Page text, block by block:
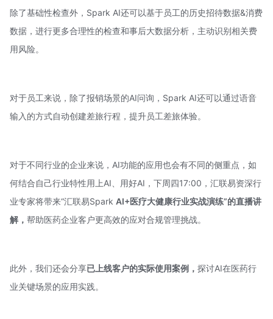
除了基础性检查外，Spark AI还可以基于员工的历史招待数据&消费
数据，进行更多合理性的检查和事后大数据分析，主动识别相关费
用风险。
对于员工来说，除了报销场景的AI问询，Spark AI还可以通过语音
输入的方式自动创建差旅行程，提升员工差旅体验。
对于不同行业的企业来说，AI功能的应用也会有不同的侧重点，如
何结合自己行业特性用上AI、用好AI，下周四17:00，汇联易资深行
业专家将带来“汇联易Spark AI+医疗大健康行业实战演练”的直播讲
解， 帮助医药企业客户更高效的应对合规管理挑战。
此外，我们还会分享已上线客户的实际使用案例， 探讨AI在医药行
业关键场景的应用实践。